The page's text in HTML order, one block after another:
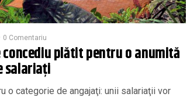
0 Comentariu
concediu plătit pentru o anumită
salariați
o categorie de angajaţi: unii salariaţii vor